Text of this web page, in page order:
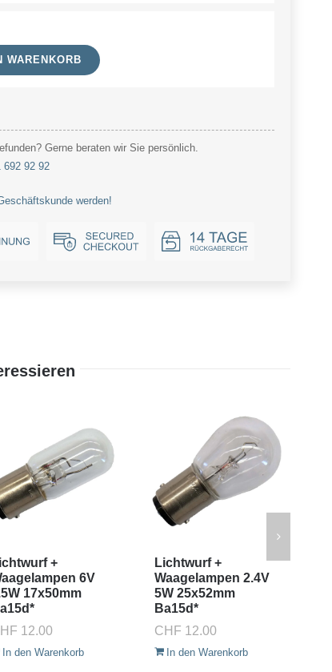
WARENKORB
Gerne beraten wir Sie persönlich.
692 92 92
werden!
+
6V
17x50mm
12.00
In den Warenkorb
Lichtwurf +
Waagelampen 2.4V
5W 25x52mm
Ba15d*
CHF 12.00
In den Warenkorb